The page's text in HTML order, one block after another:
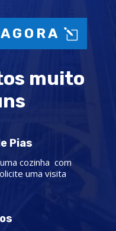
muito
Pias
cozinha com
uma visita